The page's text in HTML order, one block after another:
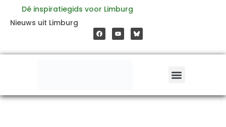
inhoud
Dé inspiratiegids voor Limburg
Nieuws uit Limburg
a
c
e
o
o
o
u
t
b
e